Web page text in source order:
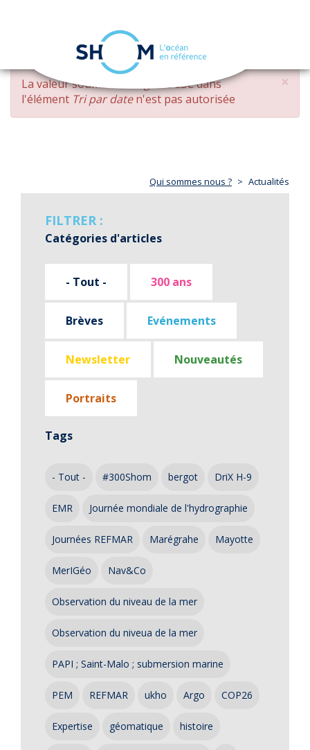
Aller
contenu
principal
navigation
×
MESSAGE
D'ERREUR
La valeur soumise changed DESCdans
l'élément Tri par daten'est pas autorisée
Qui sommes nous ? Actualités
FILTRER :
Catégories d'articles
- Tout - 300 ans
Brèves Evénements
Newsletter Nouveautés
Portraits
Tags
- Tout - #300Shom bergot DriX H-9
EMR Journée mondiale de l'hydrographie
Journées REFMAR Marégrahe Mayotte
MerIGéo Nav&Co
Observation du niveau de la mer
Observation du niveua de la mer
PAPI ; Saint-Malo ; submersion marine
PEM REFMAR ukho Argo COP26
Expertise géomatique histoire